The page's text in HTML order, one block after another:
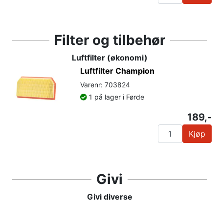
Filter og tilbehør
Luftfilter (økonomi)
Luftfilter Champion
Varenr: 703824
1 på lager i Førde
189,-
Kjøp
Givi
Givi diverse